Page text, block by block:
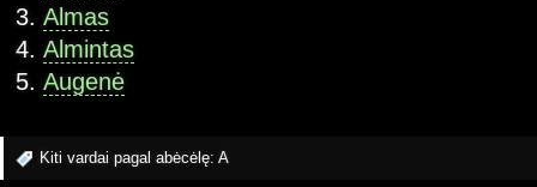
Almas
Almintas
Augenė
Kiti vardai pagal abėcėlę: A